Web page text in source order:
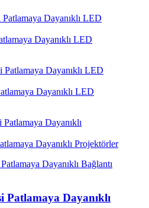
Dayanıklı LED
Dayanıklı LED
Dayanıklı Projektörler
Patlamaya Dayanıklı